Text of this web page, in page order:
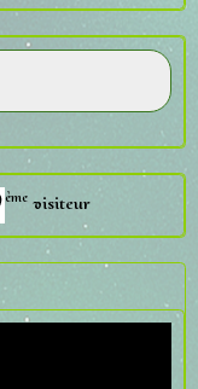
ème visiteur